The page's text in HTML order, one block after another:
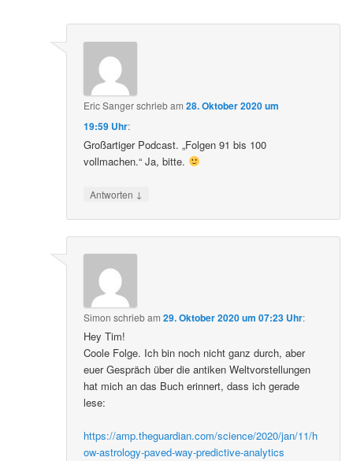
Eric Sangerschriebam28. Oktober 2020 um
19:59 Uhr:
Großartiger Podcast. „Folgen 91 bis 100
vollmachen.“ Ja, bitte.
Antworten ↓
Simon schriebam29. Oktober 2020 um 07:23 Uhr:
Hey Tim!
Coole Folge. Ich bin noch nicht ganz durch, aber
euer Gespräch über die antiken Weltvorstellungen
hat mich an das Buch erinnert, dass ich gerade
lese:
https://amp.theguardian.com/science/2020/jan/11/h
ow-astrology-paved-way-predictive-analytics